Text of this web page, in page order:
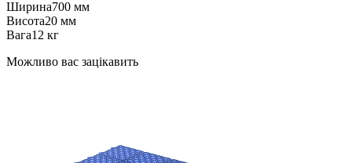
Ширина700 мм
Висота20 мм
Вага12 кг
Можливо вас зацікавить